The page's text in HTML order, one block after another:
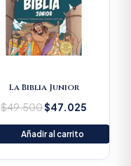
La Biblia Junior
$49.500$47.025
Añadir al carrito